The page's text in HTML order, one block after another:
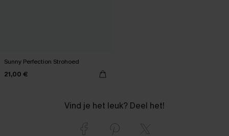
Sunny Perfection Strohoed
21,00 €
Vind je het leuk? Deel het!